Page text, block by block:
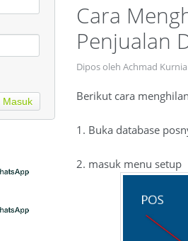
Cara
Penjualan
Dipos oleh Achmad
Berikut cara
1. Buka database
2. masuk menu setup